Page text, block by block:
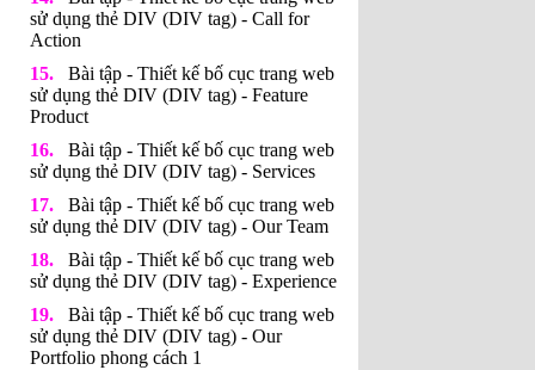
sử dụng thẻ DIV (DIV tag) - Call for
Action
Bài tập - Thiết kế bố cục trang web
sử dụng thẻ DIV (DIV tag) - Feature
Product
Bài tập - Thiết kế bố cục trang web
sử dụng thẻ DIV (DIV tag) - Services
Bài tập - Thiết kế bố cục trang web
sử dụng thẻ DIV (DIV tag) - Our Team
Bài tập - Thiết kế bố cục trang web
sử dụng thẻ DIV (DIV tag) - Experience
Bài tập - Thiết kế bố cục trang web
sử dụng thẻ DIV (DIV tag) - Our
Portfolio phong cách 1